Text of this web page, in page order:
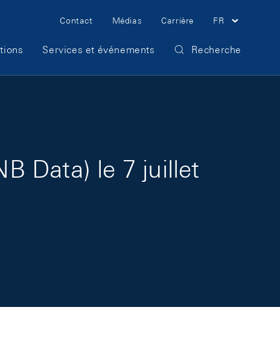
Meta Navigation
Contact Médias Carrière FR
Services et événements Recherche
Data) le 7 juillet